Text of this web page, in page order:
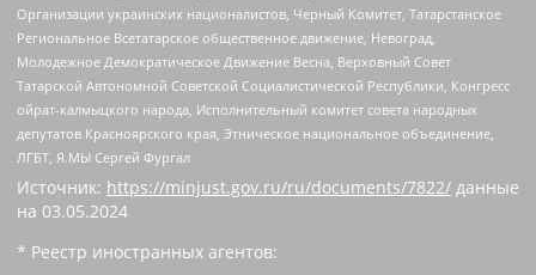
Организации украинских националистов, Черный Комитет, Татарстанское
Региональное Всетатарское общественное движение, Невоград,
Молодежное Демократическое Движение Весна, Верховный Совет
Татарской Автономной Советской Социалистической Республики, Конгресс
ойрат-калмыцкого народа, Исполнительный комитет совета народных
депутатов Красноярского края, Этническое национальное объединение,
ЛГБТ, Я.МЫ Сергей Фургал
Источник: https://minjust.gov.ru/ru/documents/7822/ данные
на 03.05.2024
* Реестр иностранных агентов: